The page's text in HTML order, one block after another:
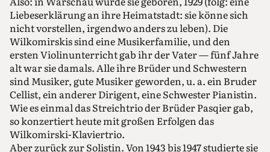
Liebeserklärung an ihre Heimatstadt: sie könne sich
nicht vorstellen, irgendwo anders zu leben). Die
Wilkomirskis sind eine Musikerfamilie, und den
ersten Violinunterricht gab ihr der Vater — fünf Jahre
alt war sie damals. Alle ihre Brüder und Schwestern
sind Musiker, gute Musiker geworden, u. a. ein Bruder
Cellist, ein anderer Dirigent, eine Schwester Pianistin.
Wie es einmal das Streichtrio der Brüder Pasqier gab,
so konzertiert heute mit großen Erfolgen das
Wilkomirski-Klaviertrio.
Aber zurück zur Solistin. Von 1943 bis 1947 studierte sie